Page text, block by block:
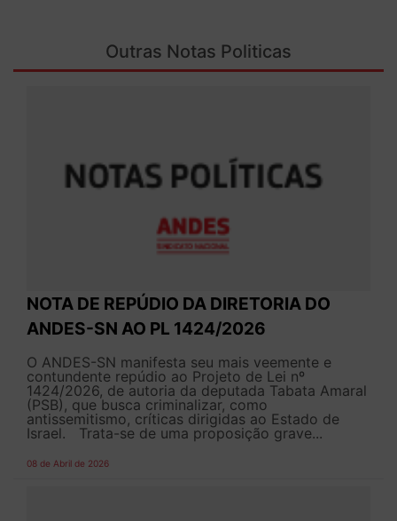
Outras Notas Politicas
NOTA DE REPÚDIO DA DIRETORIA DO
ANDES-SN AO PL 1424/2026
O ANDES-SN manifesta seu mais veemente e
contundente repúdio ao Projeto de Lei nº
1424/2026, de autoria da deputada Tabata Amaral
(PSB), que busca criminalizar, como
antissemitismo, críticas dirigidas ao Estado de
Israel. Trata-se de uma proposição grave...
08 de Abril de 2026